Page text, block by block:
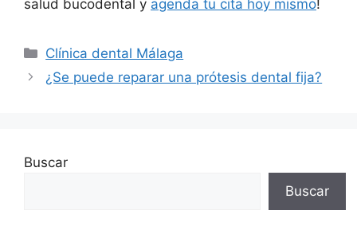
salud bucodental y agenda tu cita hoy mismo!
Clínica dental Málaga
¿Se puede reparar una prótesis dental fija?
Buscar
Buscar